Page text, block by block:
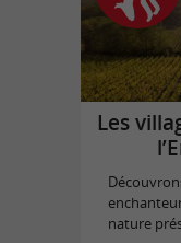
Les
nature